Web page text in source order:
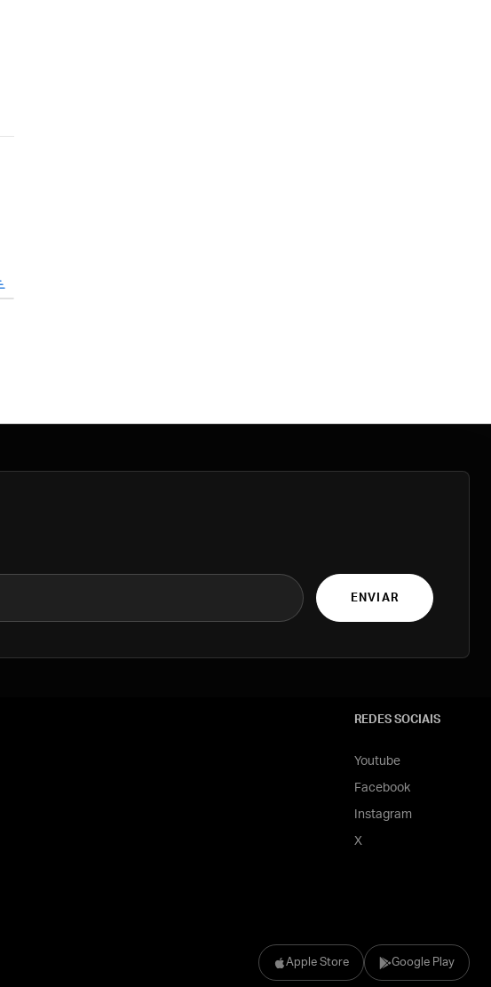
ENVIAR
Apple Store Google Play
REDES SOCIAIS
Youtube
Facebook
Instagram
X